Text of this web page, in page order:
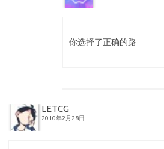
你选择了正确的路
LETCG
2010年2月28日